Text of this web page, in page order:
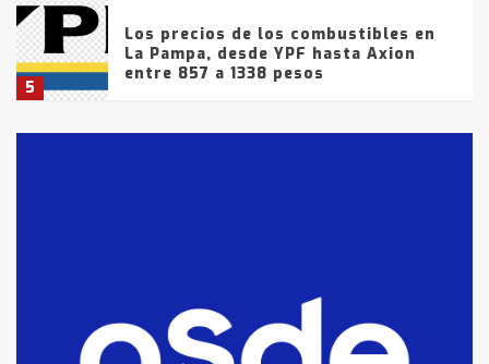
5
Los precios de los combustibles en
La Pampa, desde YPF hasta Axion
entre 857 a 1338 pesos
fueron detenidos por
comercialización de drogas en la
tarde del sábado